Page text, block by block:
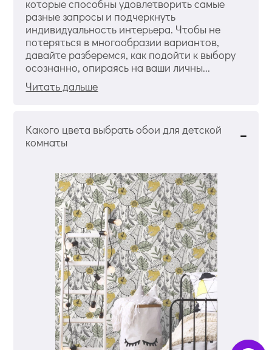
которые способны удовлетворить самые
разные запросы и подчеркнуть
индивидуальность интерьера. Чтобы не
потеряться в многообразии вариантов,
давайте разберемся, как подойти к выбору
осознанно, опираясь на ваши личны...
Читать дальше
Какого цвета выбрать обои для детской
комнаты